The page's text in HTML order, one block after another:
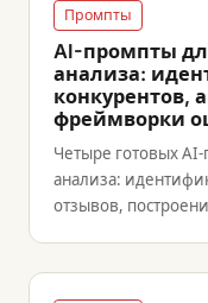
Промпты
AI-промпты
анализа:
конкурентов,
фреймворки
Четыре готовых
анализа:
отзывов,